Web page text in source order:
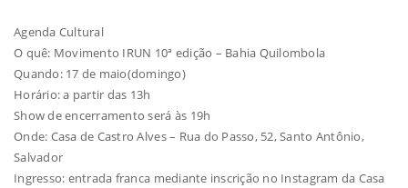
Agenda Cultural
O quê: Movimento IRUN 10ª edição – Bahia Quilombola
Quando: 17 de maio(domingo)
Horário: a partir das 13h
Show de encerramento será às 19h
Onde: Casa de Castro Alves – Rua do Passo, 52, Santo Antônio,
Salvador
Ingresso: entrada franca mediante inscrição no Instagram da Casa